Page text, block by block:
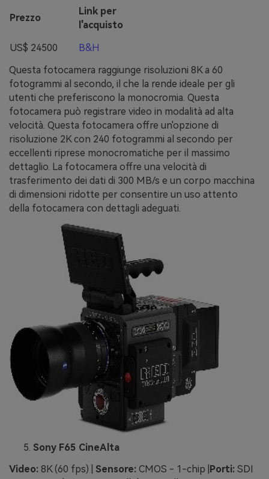
Prezzo
Link per
l'acquisto
US$ 24500
B&H
Questa fotocamera raggiunge risoluzioni 8K a 60
fotogrammi al secondo, il che la rende ideale per gli
utenti che preferiscono la monocromia. Questa
fotocamera può registrare video in modalità ad alta
velocità. Questa fotocamera offre un'opzione di
risoluzione 2K con 240 fotogrammi al secondo per
eccellenti riprese monocromatiche per il massimo
dettaglio. La fotocamera offre una velocità di
trasferimento dei dati di 300 MB/s e un corpo macchina
di dimensioni ridotte per consentire un uso attento
della fotocamera con dettagli adeguati.
Sony F65 CineAlta
Video: 8K (60 fps) | Sensore: CMOS - 1-chip | Porti: SDI